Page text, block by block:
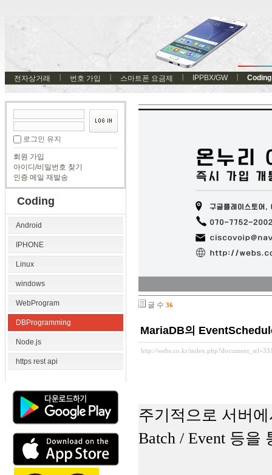
전자상거래 번호 가입 스마트폰 요금제 IPPBX/GW Coding
로그인 유지
회원 가입
아이디/비밀번호 찾기
인증 메일 재발송
Coding
Android
IPHONE
Linux
windows
WebProgram
DBProgramming
Node.js
https rest api
글 수 36
MariaDB의
http://webs.co.kr/
주기적으로 서버
Batch / Event 등을